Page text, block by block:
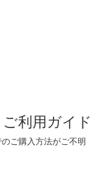
ご利用ガイド
ご購入方法がご不明